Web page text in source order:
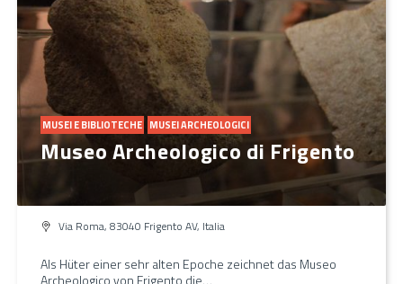
MUSEI E BIBLIOTECHE MUSEI ARCHEOLOGICI
Museo Archeologico di Frigento
Via Roma, 83040 Frigento AV, Italia
Als Hüter einer sehr alten Epoche zeichnet das Museo
Archeologico von Frigento die…